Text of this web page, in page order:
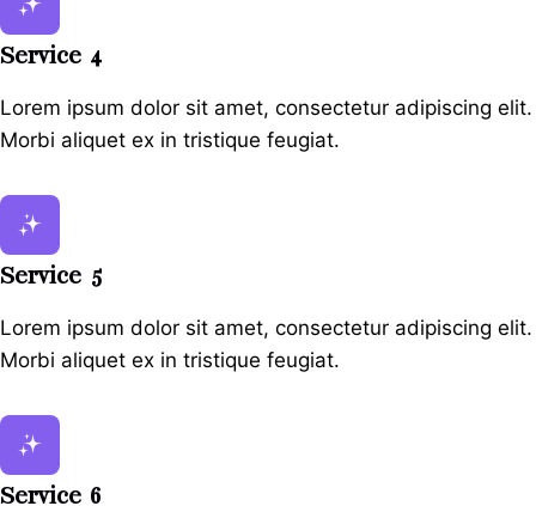
Service 4
Lorem ipsum dolor sit amet, consectetur adipiscing elit.
Morbi aliquet ex in tristique feugiat.
Service 5
Lorem ipsum dolor sit amet, consectetur adipiscing elit.
Morbi aliquet ex in tristique feugiat.
Service 6